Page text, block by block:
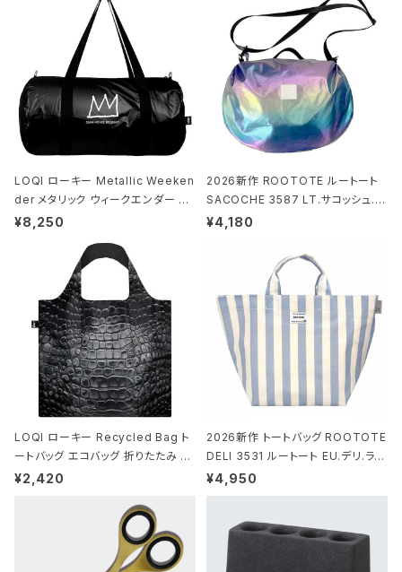
LOQI ローキー Metallic Weeken
der メタリック ウィークエンダー ボ
ストンバッグ ショルダーバッグ JEAN
ck ジャン=ミッシェル・バスキア/クラ
ウン ブラック
¥8,250
2026新作 ROOTOTE ルートート
SACOCHE 3587 LT.サコッシュ.ル
ミエ-B ショルダーバッグ グロスネイ
¥4,180
LOQI ローキー Recycled Bag ト
ートバッグ エコバッグ 折りたたみ 大
きめ 撥水加工 収納ポーチ CROCO
¥2,420
2026新作 トートバッグ ROOTOTE
DELI 3531 ルートート EU.デリ.ラミ
ネート-W サックス・ホワイト
¥4,950